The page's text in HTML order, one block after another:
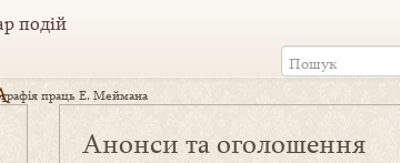
подій
праць Е. Меймана
Анонси та оголошення